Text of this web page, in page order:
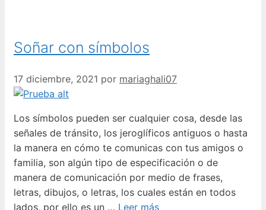
Soñar con símbolos
17 diciembre, 2021 por mariaghali07
Los símbolos pueden ser cualquier cosa, desde las
señales de tránsito, los jeroglíficos antiguos o hasta
la manera en cómo te comunicas con tus amigos o
familia, son algún tipo de especificación o de
manera de comunicación por medio de frases,
letras, dibujos, o letras, los cuales están en todos
lados, por ello es un … Leer más